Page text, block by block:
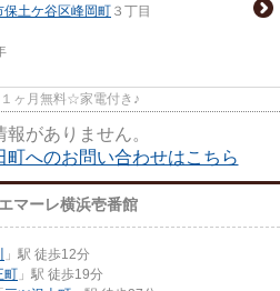
保土ケ谷区峰岡町 ３丁目
ヶ月無料☆家電付き♪
がありません。
町へのお問い合わせはこちら
マーレ横浜壱番館
」駅 徒歩12分
町 」駅 徒歩19分